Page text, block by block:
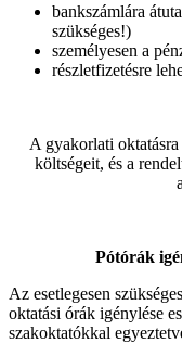
bankszámlára
szükséges!)
személyesen a
részletfizetésre
A gyakorlati
költségeit, és a
Pótórák
Az esetlegesen
oktatási órák igénylése
szakoktatókkal